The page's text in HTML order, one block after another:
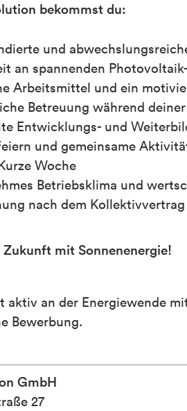
bekommst du:
und
an spannenden
Arbeitsmittel und ein
Betreuung während
Entwicklungs- und
und gemeinsame
Woche
Betriebsklima und
nach dem
Zukunft mit Sonnenenergie!
aktiv an der Energiewende
Bewerbung.
GmbH
27